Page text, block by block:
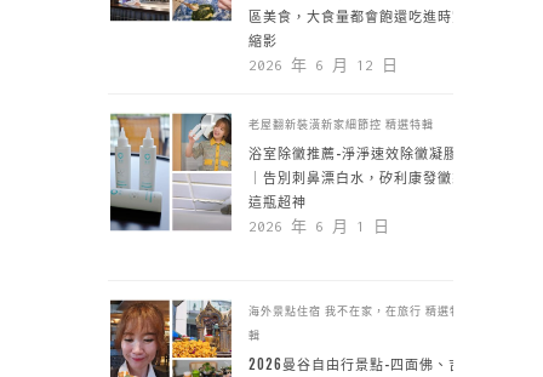
區美食，大食量都會飽還吃進時空
縮影
2026 年 6 月 12 日
老屋翻新裝潢新家細節控 精選特輯
浴室除黴推薦-淨淨速效除黴凝膠
｜告別刺鼻漂白水，矽利康發黴靠
這瓶超神
2026 年 6 月 1 日
海外景點住宿 我不在家，在旅行 精選特
輯
2026曼谷自由行景點-四面佛、吉